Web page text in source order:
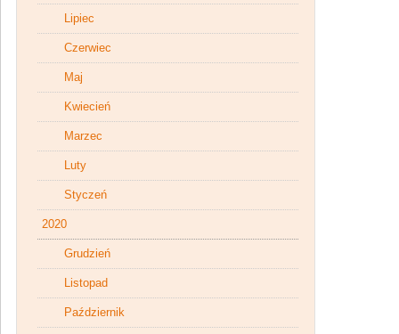
Lipiec
Czerwiec
Maj
Kwiecień
Marzec
Luty
Styczeń
2020
Grudzień
Listopad
Październik